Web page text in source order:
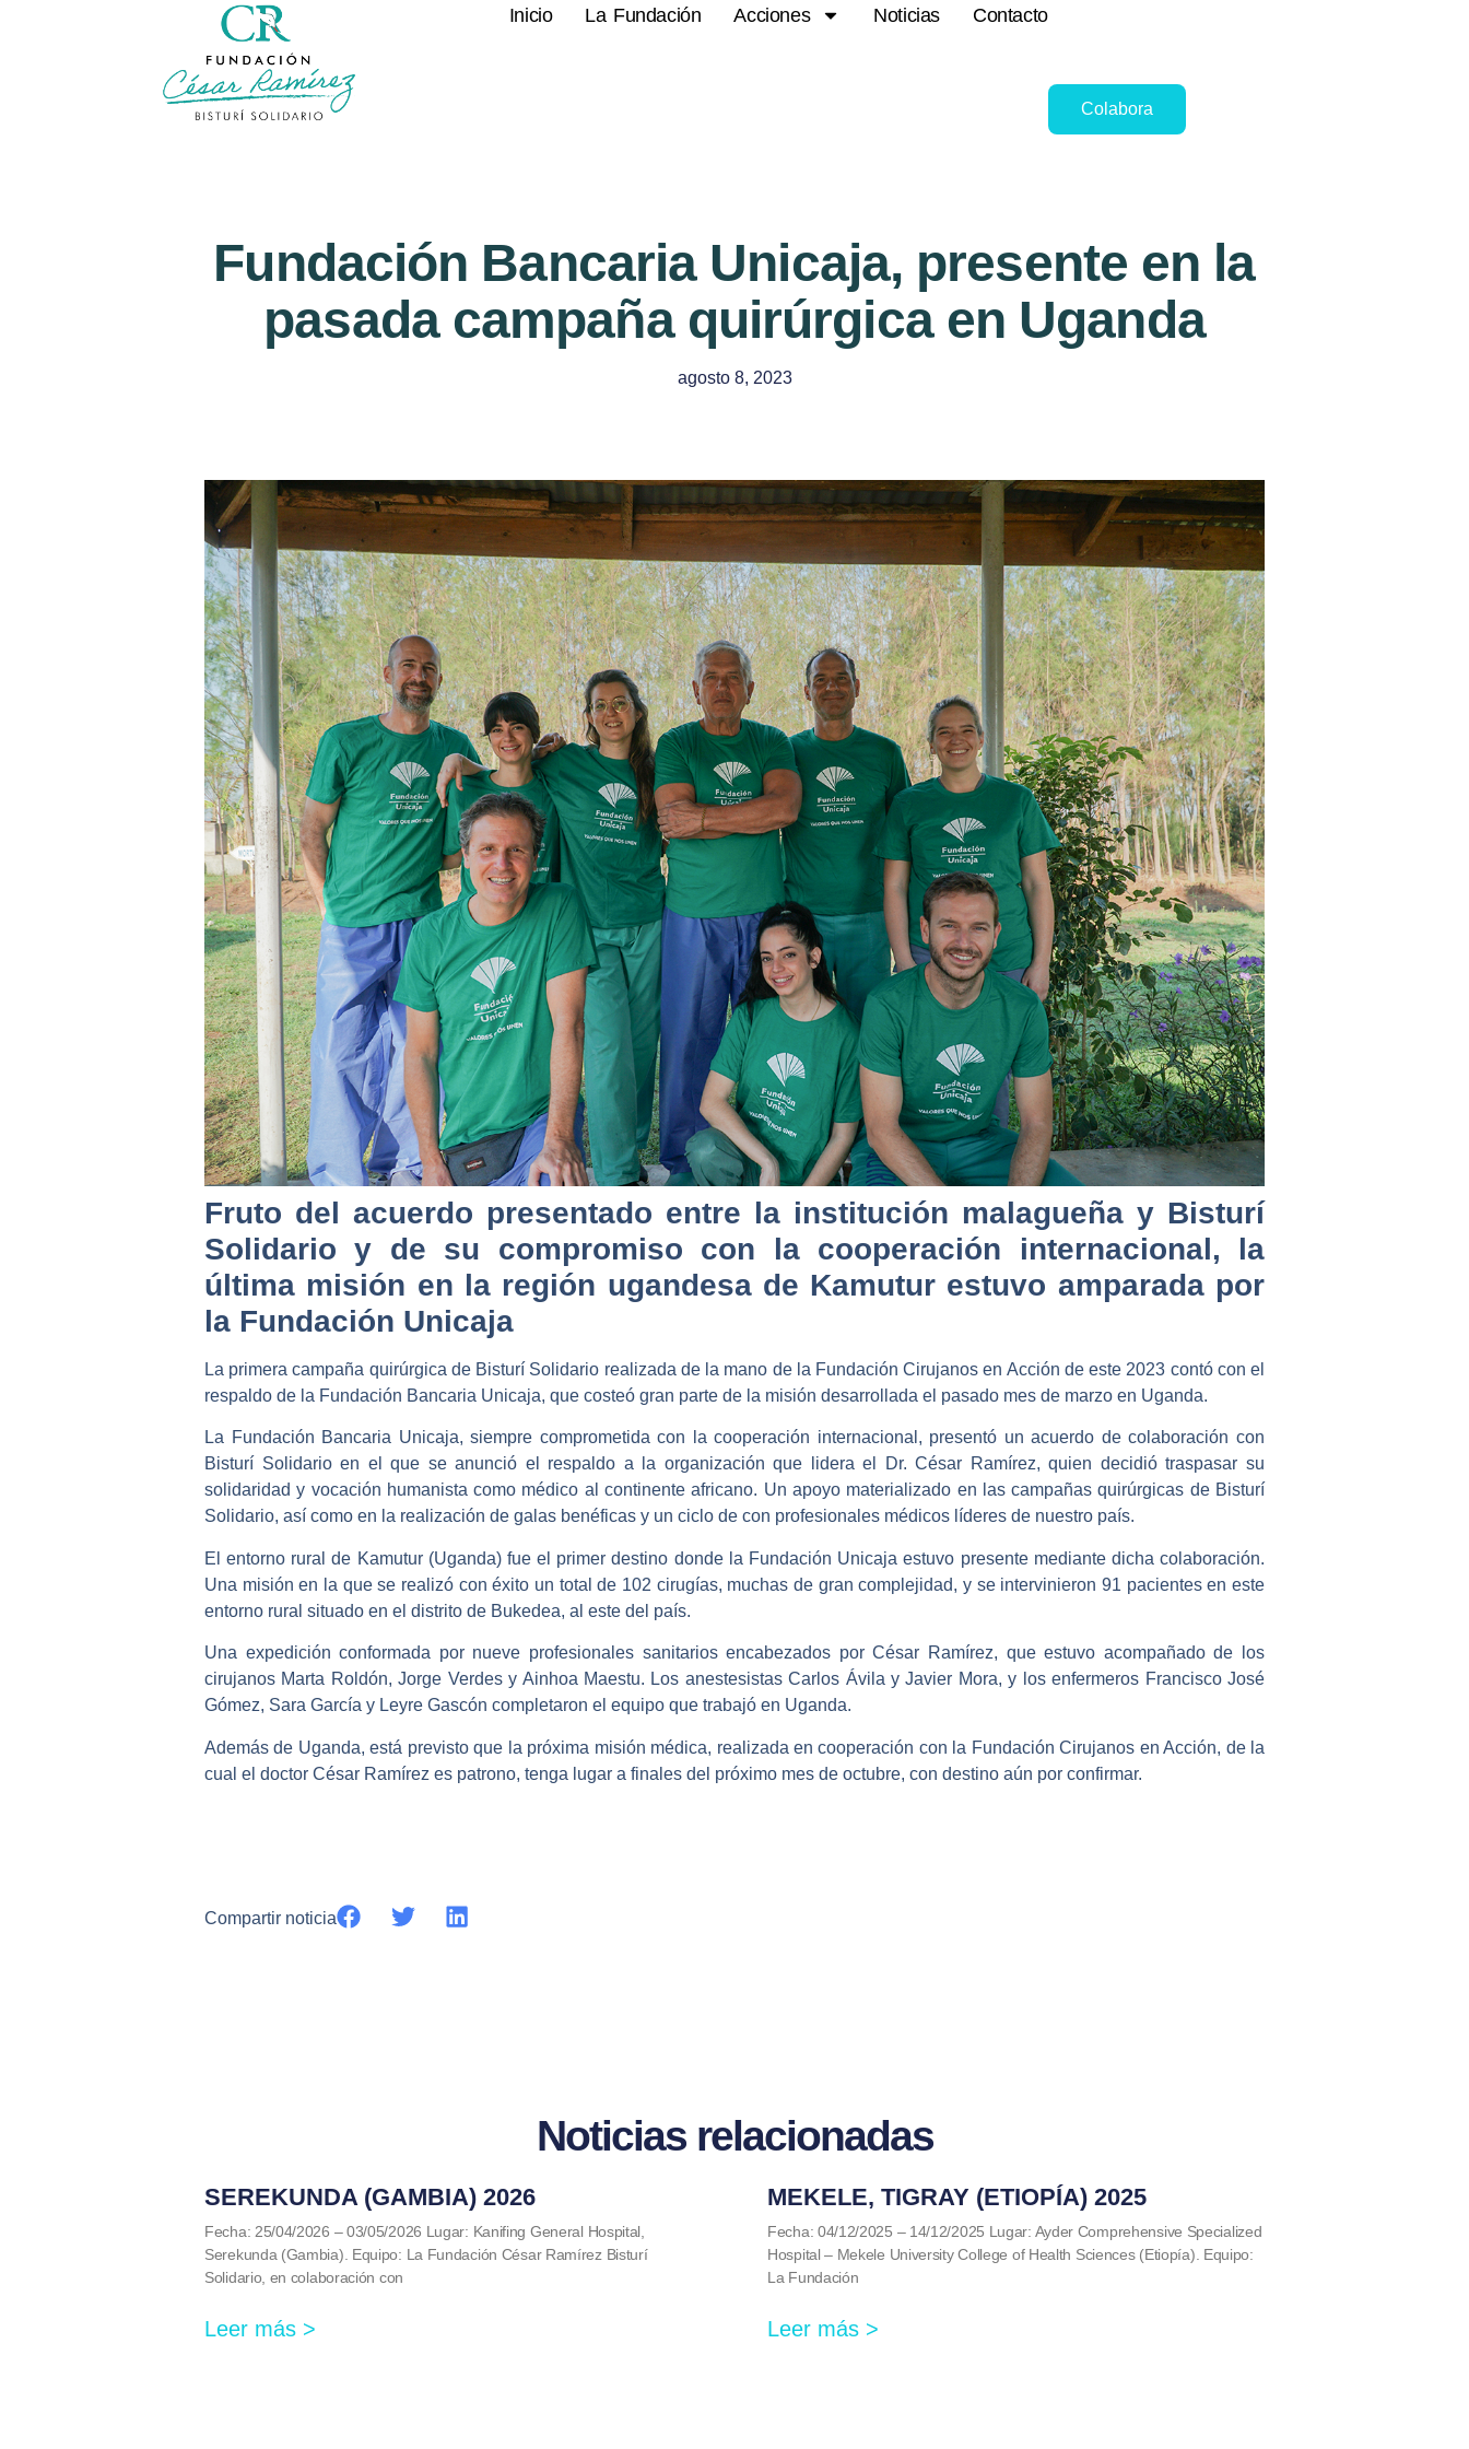
Colabora
Inicio La Fundación Acciones Noticias Contacto
Fundación Bancaria Unicaja, presente en la
pasada campaña quirúrgica en Uganda
agosto 8, 2023
Fruto del acuerdo presentado entre la institución malagueña y Bisturí
Solidario y de su compromiso con la cooperación internacional, la
última misión en la región ugandesa de Kamutur estuvo amparada por
la Fundación Unicaja
La primera campaña quirúrgica de Bisturí Solidario realizada de la mano de la Fundación Cirujanos en Acción de este 2023 contó con el
respaldo de la Fundación Bancaria Unicaja, que costeó gran parte de la misión desarrollada el pasado mes de marzo en Uganda.
La Fundación Bancaria Unicaja, siempre comprometida con la cooperación internacional, presentó un acuerdo de colaboración con
Bisturí Solidario en el que se anunció el respaldo a la organización que lidera el Dr. César Ramírez, quien decidió traspasar su
solidaridad y vocación humanista como médico al continente africano. Un apoyo materializado en las campañas quirúrgicas de Bisturí
Solidario, así como en la realización de galas benéficas y un ciclo de con profesionales médicos líderes de nuestro país.
El entorno rural de Kamutur (Uganda) fue el primer destino donde la Fundación Unicaja estuvo presente mediante dicha colaboración.
Una misión en la que se realizó con éxito un total de 102 cirugías, muchas de gran complejidad, y se intervinieron 91 pacientes en este
entorno rural situado en el distrito de Bukedea, al este del país.
Una expedición conformada por nueve profesionales sanitarios encabezados por César Ramírez, que estuvo acompañado de los
cirujanos Marta Roldón, Jorge Verdes y Ainhoa Maestu. Los anestesistas Carlos Ávila y Javier Mora, y los enfermeros Francisco José
Gómez, Sara García y Leyre Gascón completaron el equipo que trabajó en Uganda.
Además de Uganda, está previsto que la próxima misión médica, realizada en cooperación con la Fundación Cirujanos en Acción, de la
cual el doctor César Ramírez es patrono, tenga lugar a finales del próximo mes de octubre, con destino aún por confirmar.
Compartir noticia
Noticias relacionadas
SEREKUNDA (GAMBIA) 2026
Fecha: 25/04/2026 – 03/05/2026 Lugar: Kanifing General Hospital,
Serekunda (Gambia). Equipo: La Fundación César Ramírez Bisturí
Solidario, en colaboración con
Leer más >
MEKELE, TIGRAY (ETIOPÍA) 2025
Fecha: 04/12/2025 – 14/12/2025 Lugar: Ayder Comprehensive Specialized
Hospital – Mekele University College of Health Sciences (Etiopía). Equipo:
La Fundación
Leer más >